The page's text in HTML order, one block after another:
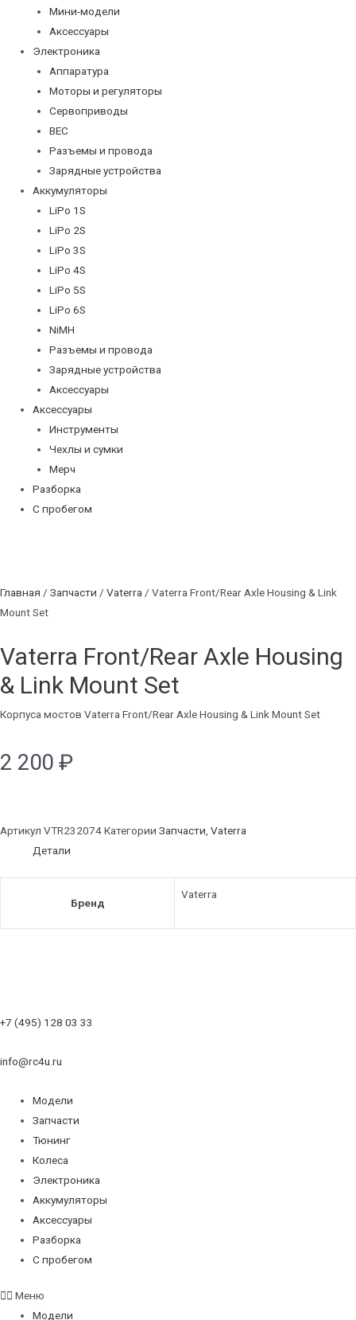
Мини-модели
Аксессуары
Электроника
Аппаратура
Моторы и регуляторы
Сервоприводы
BEC
Разъемы и провода
Зарядные устройства
Аккумуляторы
LiPo 1S
LiPo 2S
LiPo 3S
LiPo 4S
LiPo 5S
LiPo 6S
NiMH
Разъемы и провода
Зарядные устройства
Аксессуары
Аксессуары
Инструменты
Чехлы и сумки
Мерч
Разборка
С пробегом
Главная / Запчасти / Vaterra / Vaterra Front/Rear Axle Housing & Link
Mount Set
Vaterra Front/Rear Axle Housing
& Link Mount Set
Корпуса мостов Vaterra Front/Rear Axle Housing & Link Mount Set
2 200 ₽
Артикул VTR232074Категории Запчасти, Vaterra
Детали
Бренд
Vaterra
+7 (495) 128 03 33
info@rc4u.ru
Модели
Запчасти
Тюнинг
Колеса
Электроника
Аккумуляторы
Аксессуары
Разборка
С пробегом
Меню
Модели